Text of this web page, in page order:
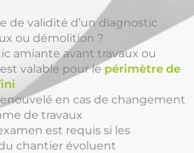
de validité d’un diagnostic
ou démolition ?
amiante avant travaux ou
valable pour le périmètre de
en cas de changement
de travaux
est requis si les
chantier évoluent